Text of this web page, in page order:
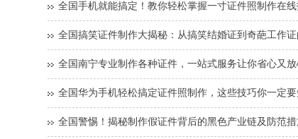
全国手机就能搞定！教你轻松掌握一寸证件照制作在线
全国搞笑证件制作大揭秘：从搞笑结婚证到奇葩工作
全国南宁专业制作各种证件，一站式服务让你省心又放
全国华为手机轻松搞定证件照制作，这些技巧你一定要
全国警惕！揭秘制作假证件背后的黑色产业链及防范